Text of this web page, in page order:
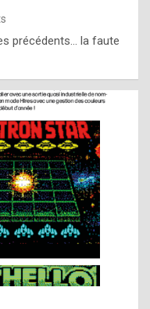
précédents… la faute